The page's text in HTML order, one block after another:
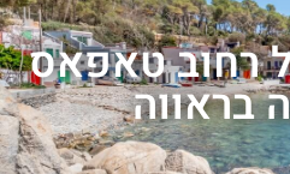
רחוב טאפאס
בראווה